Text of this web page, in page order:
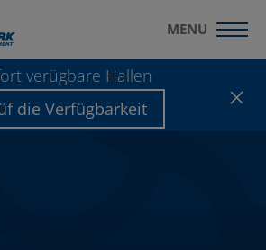
verügbare Hallen
die Verfügbarkeit
MENU